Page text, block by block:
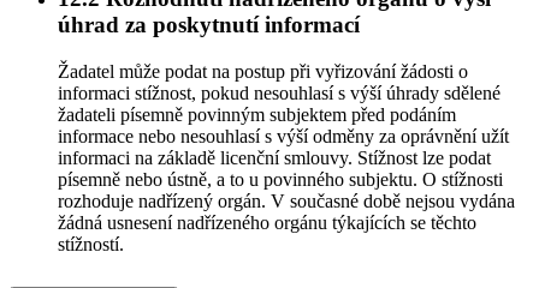
úhrad za poskytnutí informací
Žadatel může podat na postup při vyřizování žádosti o
informaci stížnost, pokud nesouhlasí s výší úhrady sdělené
žadateli písemně povinným subjektem před podáním
informace nebo nesouhlasí s výší odměny za oprávnění užít
informaci na základě licenční smlouvy. Stížnost lze podat
písemně nebo ústně, a to u povinného subjektu. O stížnosti
rozhoduje nadřízený orgán. V současné době nejsou vydána
žádná usnesení nadřízeného orgánu týkajících se těchto
stížností.